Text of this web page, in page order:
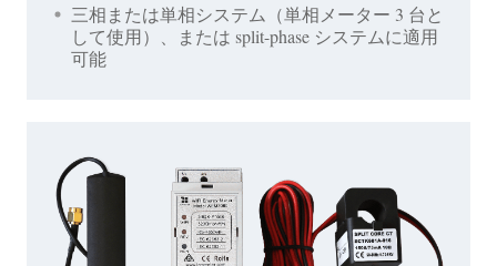
三相または単相システム（単相メーター 3 台と
して使用）、または split-phase システムに適用
可能